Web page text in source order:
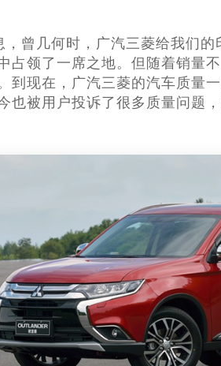
曾几何时，广汽三菱给我们
占领了一席之地。但随着销量
到现在，广汽三菱的汽车质量
也被用户投诉了很多质量问题